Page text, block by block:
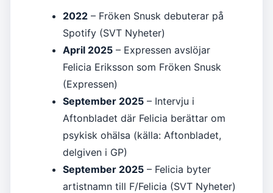
2022 – Fröken Snusk debuterar på
Spotify (SVT Nyheter)
April 2025 – Expressen avslöjar
Felicia Eriksson som Fröken Snusk
(Expressen)
September 2025 – Intervju i
Aftonbladet där Felicia berättar om
psykisk ohälsa (källa: Aftonbladet,
delgiven i GP)
September 2025 – Felicia byter
artistnamn till F/Felicia (SVT Nyheter)